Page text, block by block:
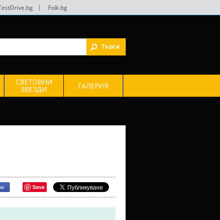
Folk.bg
СВЕТОВНИ
ЗВЕЗДИ ГАЛЕРИЯ
Save